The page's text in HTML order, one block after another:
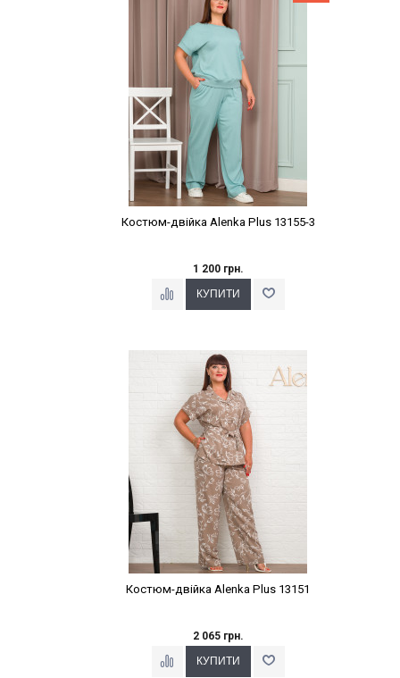
Костюм-двійка Alenka Plus 13155-3
1 200 грн.
Наклейки Варіант з %
Костюм-двійка Alenka Plus 13151
2 065 грн.